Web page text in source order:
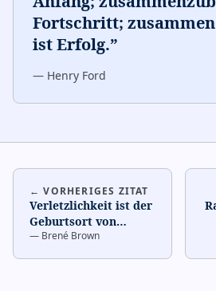
Fortschritt;
ist Erfolg.”
— Henry Ford
← VORHERIGES ZITAT
Verletzlichkeit ist der
Geburtsort von
Verbindung.…
— Brené Brown